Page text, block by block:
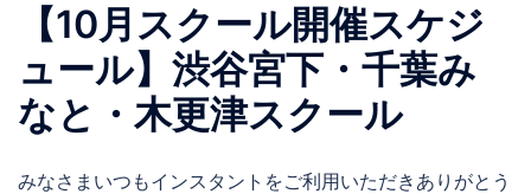
【10月スクール開催スケジ
ュール】渋谷宮下・千葉み
なと・木更津スクール
みなさまいつもインスタントをご利用いただきありがとう